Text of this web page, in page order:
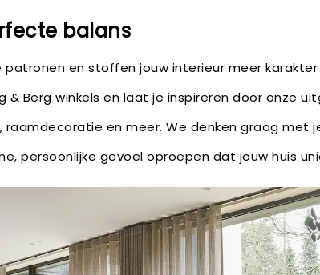
balans
patronen en stoffen jouw interieur meer karakter
& Berg winkels en laat je inspireren door onze
raamdecoratie en meer. We denken graag met
persoonlijke gevoel oproepen dat jouw huis